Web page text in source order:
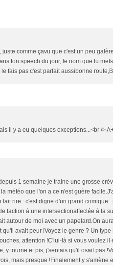
comme çavu que c'est un peu
ton speech du jour, le nom que tu
fais pas c'est parfait aussibonne
il y a eu quelques exceptions...<br />
1 semaine je traine une grosse
météo que l'on a ce n'est guère
rire : c'est digne d'un grand comique .
faction à une intersectionaffectée à la
autour de moi avec un papelard.On
avait peur !Voyez le genre ? Un type
attention !C'lui-là si vous voulez il
tourne et pis, j'sentais qu'il osait pas
mais presque !Finalement y s'amène